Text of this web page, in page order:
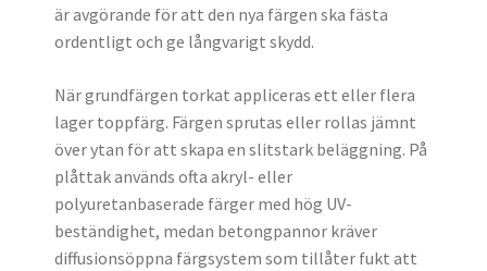
är avgörande för att den nya färgen ska fästa
ordentligt och ge långvarigt skydd.
När grundfärgen torkat appliceras ett eller flera
lager toppfärg. Färgen sprutas eller rollas jämnt
över ytan för att skapa en slitstark beläggning. På
plåttak används ofta akryl- eller
polyuretanbaserade färger med hög UV-
beständighet, medan betongpannor kräver
diffusionsöppna färgsystem som tillåter fukt att